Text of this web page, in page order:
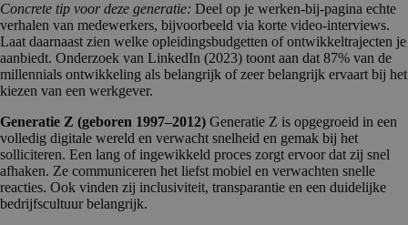
Concrete tip voor deze generatie: Deel op je werken-bij-pagina echte
verhalen van medewerkers, bijvoorbeeld via korte video-interviews.
Laat daarnaast zien welke opleidingsbudgetten of ontwikkeltrajecten je
aanbiedt. Onderzoek van LinkedIn (2023) toont aan dat 87% van de
millennials ontwikkeling als belangrijk of zeer belangrijk ervaart bij het
kiezen van een werkgever.
Generatie Z (geboren 1997–2012) Generatie Z is opgegroeid in een
volledig digitale wereld en verwacht snelheid en gemak bij het
solliciteren. Een lang of ingewikkeld proces zorgt ervoor dat zij snel
afhaken. Ze communiceren het liefst mobiel en verwachten snelle
reacties. Ook vinden zij inclusiviteit, transparantie en een duidelijke
bedrijfscultuur belangrijk.